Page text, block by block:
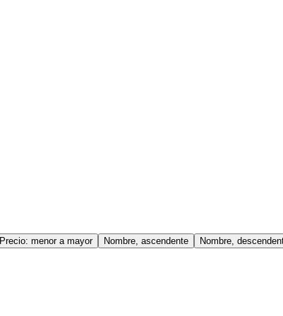
Precio: menor a mayor Nombre, ascendente Nombre,